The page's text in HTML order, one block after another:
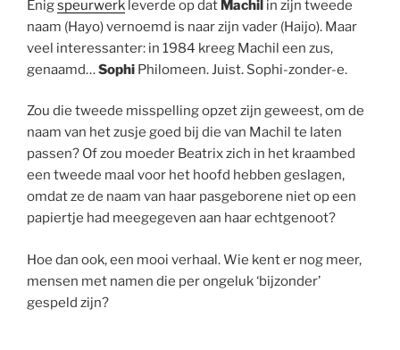
Enigspeurwerk leverde op dat Machil in zijn tweede
naam (Hayo) vernoemd is naar zijn vader (Haijo). Maar
veel interessanter: in 1984 kreeg Machil een zus,
genaamd…Sophi Philomeen. Juist. Sophi-zonder-e.
Zou die tweede misspelling opzet zijn geweest, om de
naam van het zusje goed bij die van Machil te laten
passen? Of zou moeder Beatrix zich in het kraambed
een tweede maal voor het hoofd hebben geslagen,
omdat ze de naam van haar pasgeborene niet op een
papiertje had meegegeven aan haar echtgenoot?
Hoe dan ook, een mooi verhaal. Wie kent er nog meer,
mensen met namen die per ongeluk ‘bijzonder’
gespeld zijn?